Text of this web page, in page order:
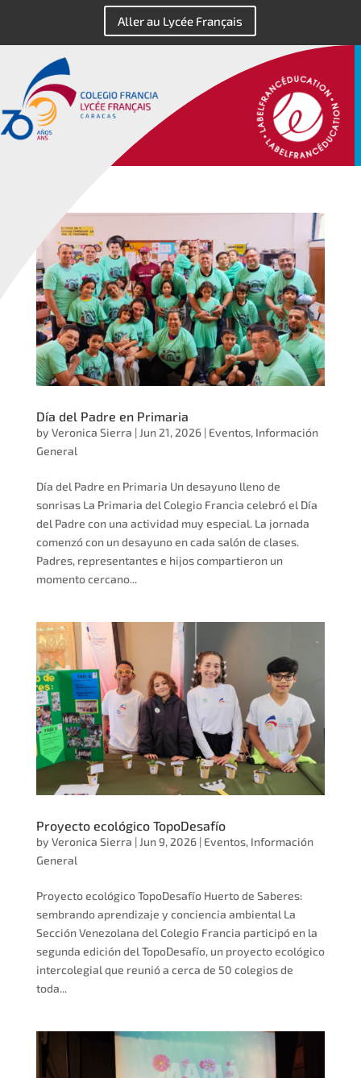
Aller au Lycée Français
Día del Padre en Primaria
by Veronica Sierra | Jun 21, 2026| Eventos, Información
General
Día del Padre en Primaria Un desayuno lleno de
sonrisas La Primaria del Colegio Francia celebró el Día
del Padre con una actividad muy especial. La jornada
comenzó con un desayuno en cada salón de clases.
Padres, representantes e hijos compartieron un
momento cercano...
Proyecto ecológico TopoDesafío
by Veronica Sierra | Jun 9, 2026| Eventos, Información
General
Proyecto ecológico TopoDesafío Huerto de Saberes:
sembrando aprendizaje y conciencia ambiental La
Sección Venezolana del Colegio Francia participó en la
segunda edición del TopoDesafío, un proyecto ecológico
intercolegial que reunió a cerca de 50 colegios de
toda...